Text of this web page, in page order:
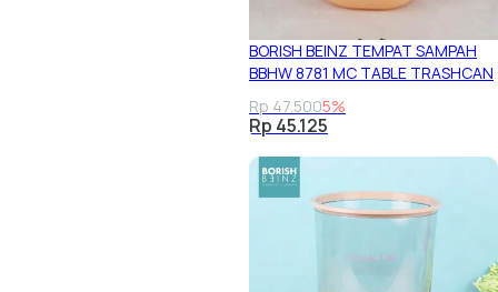
BORISH BEINZ TEMPAT SAMPAH
BBHW 8781 MC TABLE TRASHCAN
Rp 47.5005%
Rp 45.125